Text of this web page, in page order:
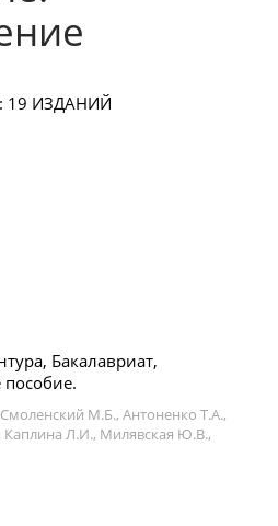
19 ИЗДАНИЙ
Бакалавриат,
пособие.
М.Б., Антоненко Т.А.,
Каплина Л.И., Милявская Ю.В.,